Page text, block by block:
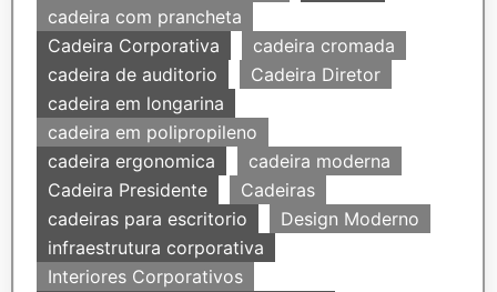
cadeira com prancheta
Cadeira Corporativa
cadeira cromada
cadeira de auditorio
Cadeira Diretor
cadeira em longarina
cadeira em polipropileno
cadeira ergonomica
cadeira moderna
Cadeira Presidente
Cadeiras
cadeiras para escritorio
Design Moderno
infraestrutura corporativa
Interiores Corporativos